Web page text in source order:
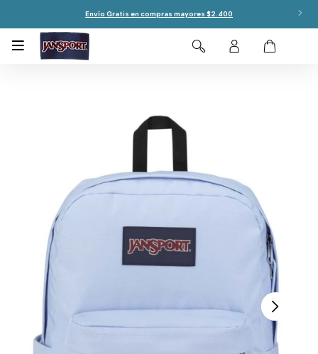
Envío Gratis en compras mayores $2.400
